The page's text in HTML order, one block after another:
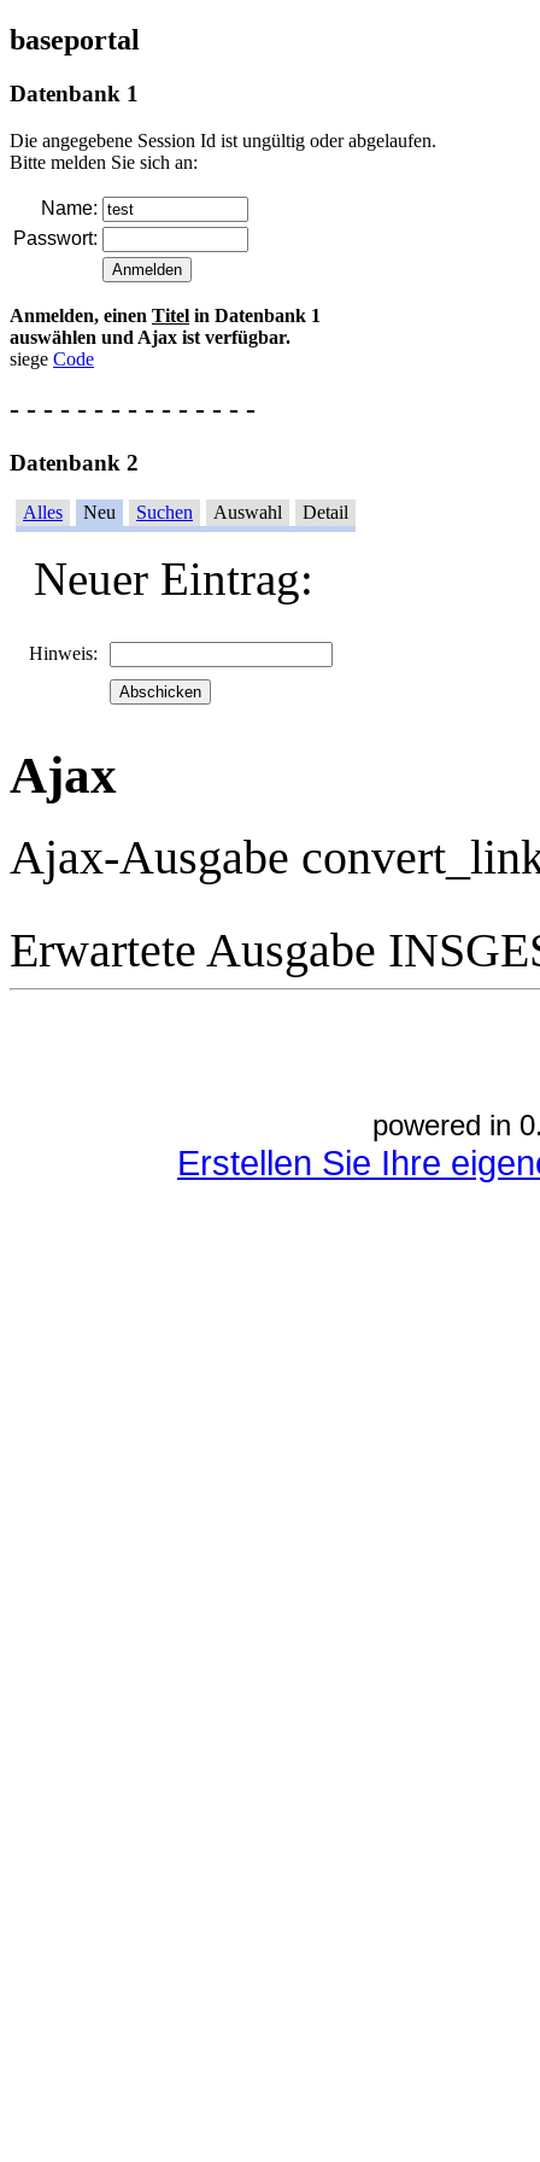
baseportal
Datenbank 1
Die angegebene Session Id ist ungültig oder abgelaufen.
Bitte melden Sie sich an:
Name:
Passwort:
Anmelden, einen Titel in Datenbank 1
auswählen und Ajax ist verfügbar.
siege Code
- - - - - - - - - - - - - - -
Datenbank 2
Alles Neu Suchen Auswahl Detail
Neuer Eintrag:
Hinweis:
Ajax
Ajax-Ausgabe
Erwartete Ausgabe
powered in
Erstellen Sie Ihre